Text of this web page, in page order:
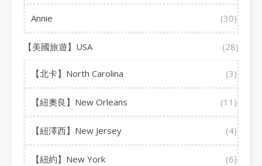
Annie (30)
【美國旅遊】USA (28)
【北卡】North Carolina (3)
【紐奧良】New Orleans (11)
【紐澤西】New Jersey (4)
【紐約】New York (6)